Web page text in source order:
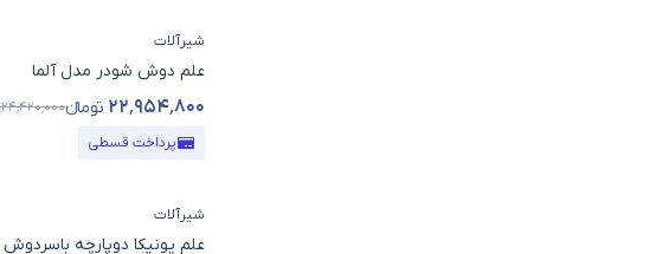
شیرآلات
علم دوش شودر مدل آلما
۲۲٬۹۵۴٬۸۰۰ تومانء۲۴٬۴۲۰٬۰۰۰
قیمت محصول
پرداخت قسطی
شیرآلات